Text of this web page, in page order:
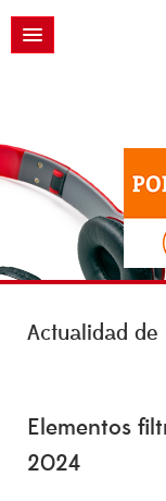
Actualidad de
Elementos
2024